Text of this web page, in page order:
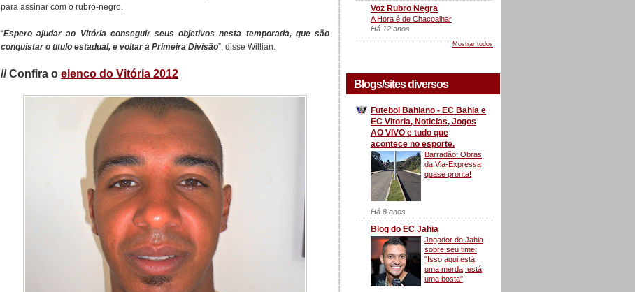
para assinar com o rubro-negro.
“Espero ajudar ao Vitória conseguir seus objetivos nesta temporada, que são
conquistar o título estadual, e voltar à Primeira Divisão”, disse Willian.
// Confira o elenco do Vitória 2012
Voz Rubro Negra
A Hora é de Chacoalhar
Há 12 anos
Mostrar todos
Blogs/sites diversos
Futebol Bahiano - EC Bahia e
EC Vitoria, Noticias, Jogos
AO VIVO e tudo que
acontece no esporte.
Barradão: Obras
da Via-Expressa
quase pronta!
Há 8 anos
Blog do EC Jahia
Jogador do Jahia
sobre seu time:
"Isso aqui está
uma merda, está
uma bosta"